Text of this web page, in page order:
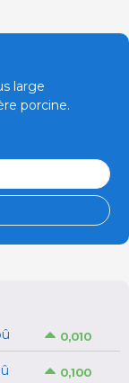
large
porcine.
0,010
0,100